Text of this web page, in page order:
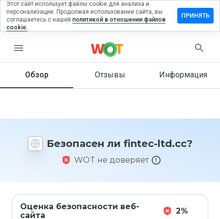
menu
Обзор Отзывы Информация
Безопасен ли fintec-ltd.cc?
WOT не доверяет
Оценка безопасности веб-
сайта
2%
на
оценили
сайт от
1 до 5?
Этот сайт использует файлы cookie для анализа и
персонализации. Продолжая использование сайта, вы
соглашаетесь с нашей политикой в отношении файлов
cookie.
ПРИНЯТЬ